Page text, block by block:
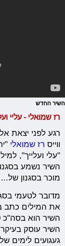
השיר החדש
רז שמואלי - עליי
רגע לפני יצאת
ווייס רז שמואלי
"עלי ועלייך",
השיר נשמע
מוכר בסגנון
מדובר לטעמי
את המילים כתב
השיר עוסק
געגועים לימים